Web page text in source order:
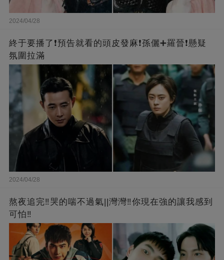
2024/04/28
終于要播了❗️預告就看的頭皮發麻❗️孫儷➕羅晉❗懸疑
氛圍拉滿
2024/04/28
熬夜追完‼️哭的喘不過氣||灣灣‼️你現在強的讓我感到
可怕‼️